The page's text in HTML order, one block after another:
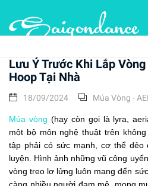
Lưu Ý Trước Khi Lắp
Hoop Tại Nhà
18/09/2024 Múa Vòng -
Múa vòng (hay còn gọi là lyra,
một bộ môn nghệ thuật trên
tập phải có sức mạnh, cơ thể dẻo
luyện. Hình ảnh những vũ công
vòng treo lơ lửng luôn mang đến
càng nhiều người đam mê, mong